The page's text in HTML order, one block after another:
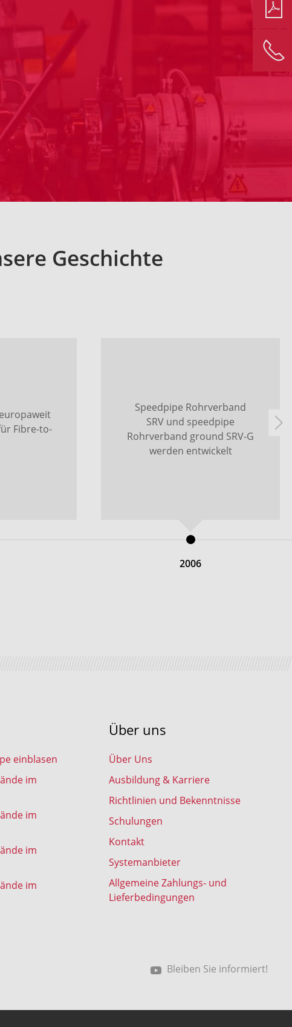
Geschichte
Fibre-to-
2006
Speedpipe Rohrverband
SRV und speedpipe
Rohrverband ground SRV-G
werden entwickelt
einblasen
im
im
im
im
Über uns
Über Uns
Ausbildung & Karriere
Richtlinien und Bekenntnisse
Schulungen
Kontakt
Systemanbieter
Allgemeine Zahlungs- und
Lieferbedingungen
Bleiben Sie informiert!